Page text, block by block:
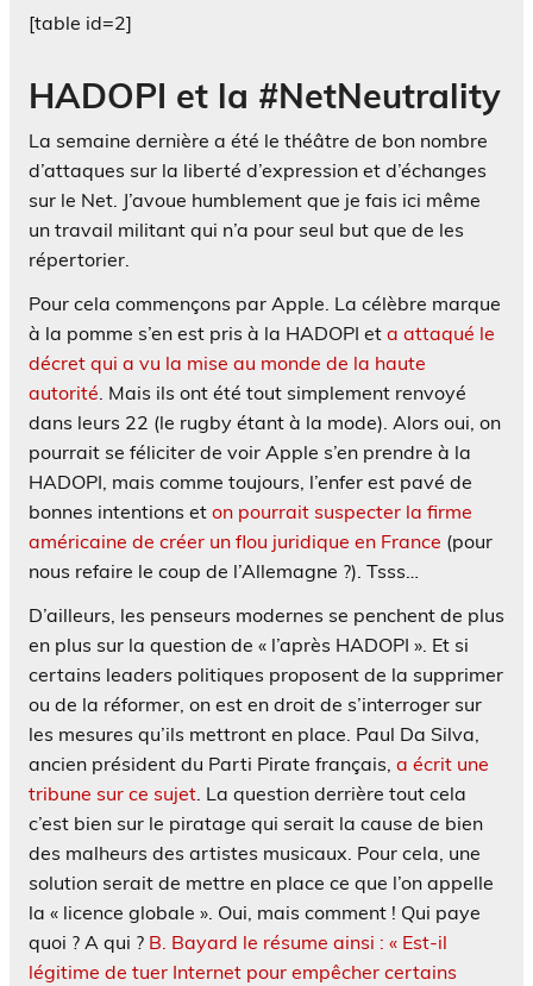
[table id=2]
HADOPI et la #NetNeutrality
La semaine dernière a été le théâtre de bon nombre
d’attaques sur la liberté d’expression et d’échanges
sur le Net. J’avoue humblement que je fais ici même
un travail militant qui n’a pour seul but que de les
répertorier.
Pour cela commençons par Apple. La célèbre marque
à la pomme s’en est pris à la HADOPI et a attaqué le
décret qui a vu la mise au monde de la haute
autorité. Mais ils ont été tout simplement renvoyé
dans leurs 22 (le rugby étant à la mode). Alors oui, on
pourrait se féliciter de voir Apple s’en prendre à la
HADOPI, mais comme toujours, l’enfer est pavé de
bonnes intentions et on pourrait suspecter la firme
américaine de créer un flou juridique en France (pour
nous refaire le coup de l’Allemagne ?). Tsss…
D’ailleurs, les penseurs modernes se penchent de plus
en plus sur la question de « l’après HADOPI ». Et si
certains leaders politiques proposent de la supprimer
ou de la réformer, on est en droit de s’interroger sur
les mesures qu’ils mettront en place. Paul Da Silva,
ancien président du Parti Pirate français, a écrit une
tribune sur ce sujet. La question derrière tout cela
c’est bien sur le piratage qui serait la cause de bien
des malheurs des artistes musicaux. Pour cela, une
solution serait de mettre en place ce que l’on appelle
la « licence globale ». Oui, mais comment ! Qui paye
quoi ? A qui ? B. Bayard le résume ainsi : « Est-il
légitime de tuer Internet pour empêcher certains